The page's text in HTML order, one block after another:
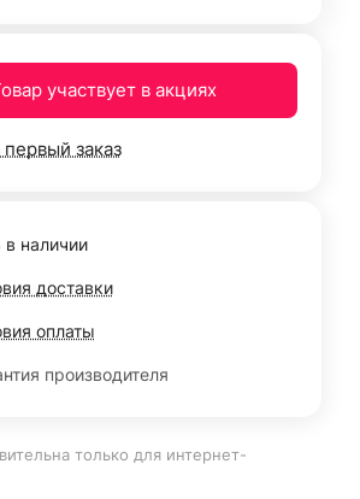
участвует в акциях
первый заказ
в наличии
доставки
оплаты
производителя
только для интернет-